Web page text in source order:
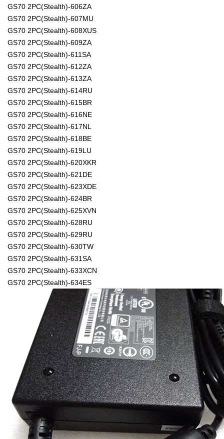
GS70 2PC(Stealth)-606ZA
GS70 2PC(Stealth)-607MU
GS70 2PC(Stealth)-608XUS
GS70 2PC(Stealth)-609ZA
GS70 2PC(Stealth)-611SA
GS70 2PC(Stealth)-612ZA
GS70 2PC(Stealth)-613ZA
GS70 2PC(Stealth)-614RU
GS70 2PC(Stealth)-615BR
GS70 2PC(Stealth)-616NE
GS70 2PC(Stealth)-617NL
GS70 2PC(Stealth)-618BE
GS70 2PC(Stealth)-619LU
GS70 2PC(Stealth)-620XKR
GS70 2PC(Stealth)-621DE
GS70 2PC(Stealth)-623XDE
GS70 2PC(Stealth)-624BR
GS70 2PC(Stealth)-625XVN
GS70 2PC(Stealth)-628RU
GS70 2PC(Stealth)-629RU
GS70 2PC(Stealth)-630TW
GS70 2PC(Stealth)-631SA
GS70 2PC(Stealth)-633XCN
GS70 2PC(Stealth)-634ES